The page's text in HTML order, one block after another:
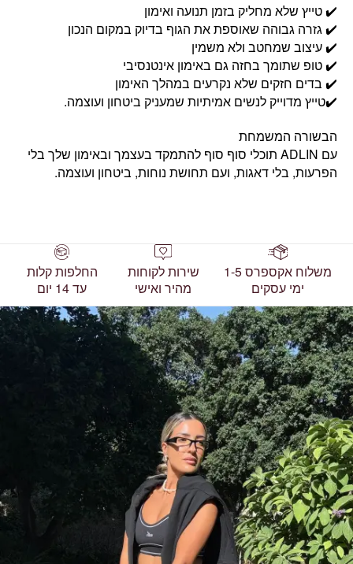
✔️ טייץ שלא מחליק בזמן תנועה ואימון
✔️ גזרה גבוהה שאוספת את הגוף בדיוק במקום הנכון
✔️ עיצוב שמחטב ולא משמין
✔️ טופ שתומך בחזה גם באימון אינטנסיבי
✔️ בדים חזקים שלא נקרעים במהלך האימון
✔️טייץ מדוייק לנשים אמיתיות שמעניק ביטחון ועוצמה.
הבשורה המשמחת
עם ADLIN תוכלי סוף סוף להתמקד בעצמך ובאימון שלך בלי
הפרעות, בלי דאגות, ועם תחושת נוחות, ביטחון ועוצמה.
משלוח אקספרס 1-5
ימי עסקים
שירות לקוחות
מהיר ואישי
החלפות קלות
עד 14 יום